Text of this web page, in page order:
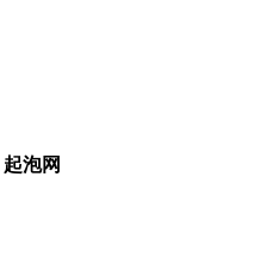
起泡网